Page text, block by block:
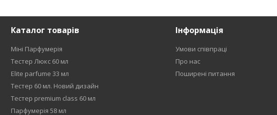
Каталог товарів
Міні Парфумерія
Тестер Люкс 60 мл
Elite parfume 33 мл
Тестер 60 мл. Новий дизайн
Тестер premium class 60 мл
Парфумерія 58 мл
Інформація
Умови співпраці
Про нас
Поширені питання